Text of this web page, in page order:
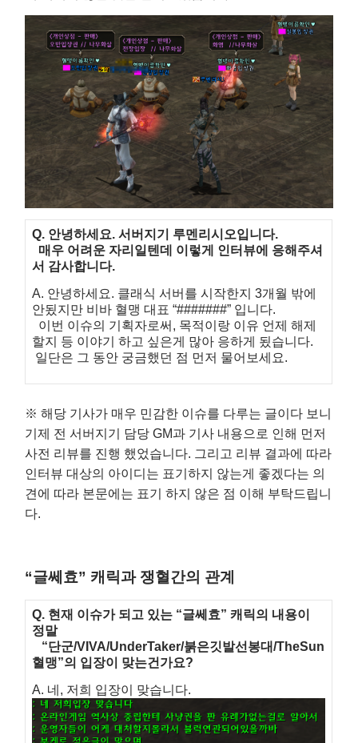
Q. 안녕하세요. 서버지기 루멘리시오입니다.
매우 어려운 자리일텐데 이렇게 인터뷰에 응해주셔
서 감사합니다.
A. 안녕하세요. 클래식 서버를 시작한지 3개월 밖에
안됬지만 비바 혈맹 대표 “#######” 입니다.
이번 이슈의 기획자로써, 목적이랑 이유 언제 해제
할지 등 이야기 하고 싶은게 많아 응하게 됬습니다.
일단은 그 동안 궁금했던 점 먼저 물어보세요.
※ 해당 기사가 매우 민감한 이슈를 다루는 글이다 보니
기제 전 서버지기 담당 GM과 기사 내용으로 인해 먼저
사전 리뷰를 진행 했었습니다. 그리고 리뷰 결과에 따라
인터뷰 대상의 아이디는 표기하지 않는게 좋겠다는 의
견에 따라 본문에는 표기 하지 않은 점 이해 부탁드립니
다.
“글쎄효” 캐릭과 쟁혈간의 관계
Q. 현재 이슈가 되고 있는 “글쎄효” 캐릭의 내용이
정말
“단군/VIVA/UnderTaker/붉은깃발선봉대/TheSun
혈맹”의 입장이 맞는건가요?
A. 네, 저희 입장이 맞습니다.